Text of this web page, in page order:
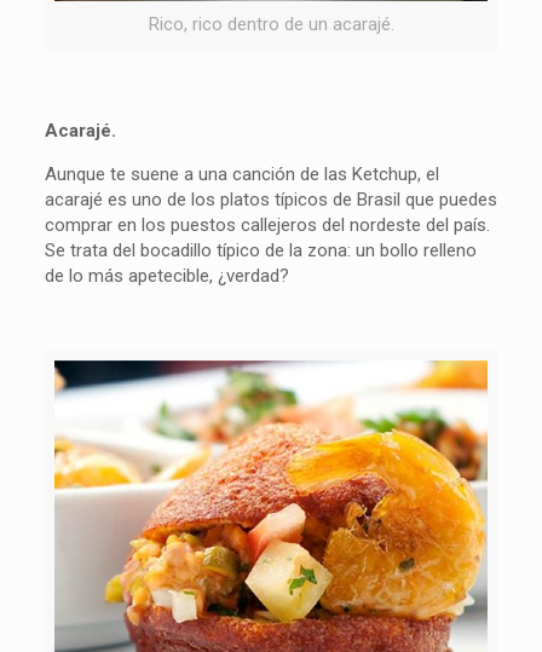
Rico, rico dentro de un acarajé.
Acarajé.
Aunque te suene a una canción de las Ketchup, el
acarajé es uno de los platos típicos de Brasil que puedes
comprar en los puestos callejeros del nordeste del país.
Se trata del bocadillo típico de la zona: un bollo relleno
de lo más apetecible, ¿verdad?